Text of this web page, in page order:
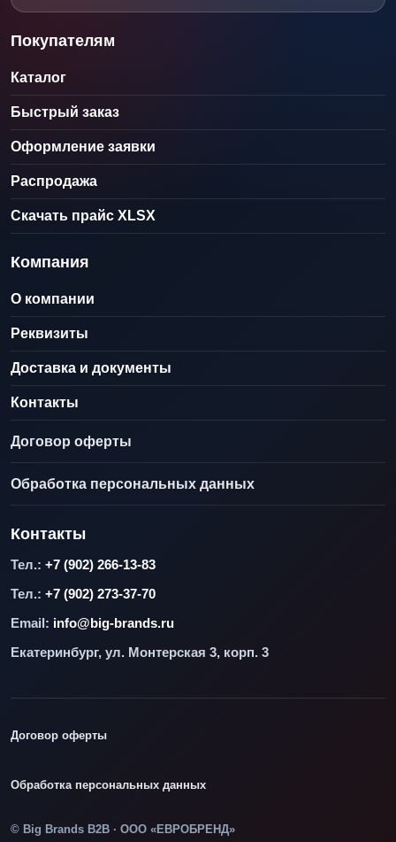
Покупателям
Каталог
Быстрый заказ
Оформление заявки
Распродажа
Скачать прайс XLSX
Компания
О компании
Реквизиты
Доставка и документы
Контакты
Договор оферты
Обработка персональных данных
Контакты
Тел.: +7 (902) 266-13-83
Тел.: +7 (902) 273-37-70
Email: info@big-brands.ru
Екатеринбург, ул. Монтерская 3, корп. 3
Договор оферты
Обработка персональных данных
© Big Brands B2B · ООО «ЕВРОБРЕНД»